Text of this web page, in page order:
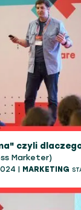
Marketer)
| MARKETING